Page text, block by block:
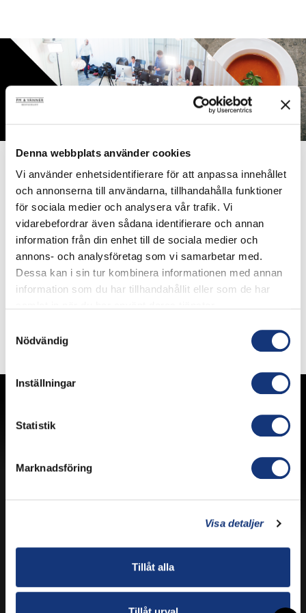
Denna webbplats använder cookies
Vi använder enhetsidentifierare för att anpassa innehållet
och annonserna till användarna, tillhandahålla funktioner
för sociala medier och analysera vår trafik. Vi
vidarebefordrar även sådana identifierare och annan
information från din enhet till de sociala medier och
annons- och analysföretag som vi samarbetar med.
Dessa kan i sin tur kombinera informationen med annan
information som du har tillhandahållit eller som de har
Nödvändig
Inställningar
Statistik
Marknadsföring
Visa detaljer
Tillåt alla
DIGITAL STUDIO
Ph: +46 470 75 97 00
Hotel: reservations@pmhotel.se
View map